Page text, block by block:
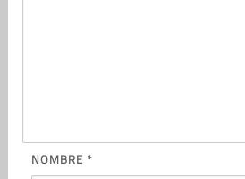
NOMBRE *